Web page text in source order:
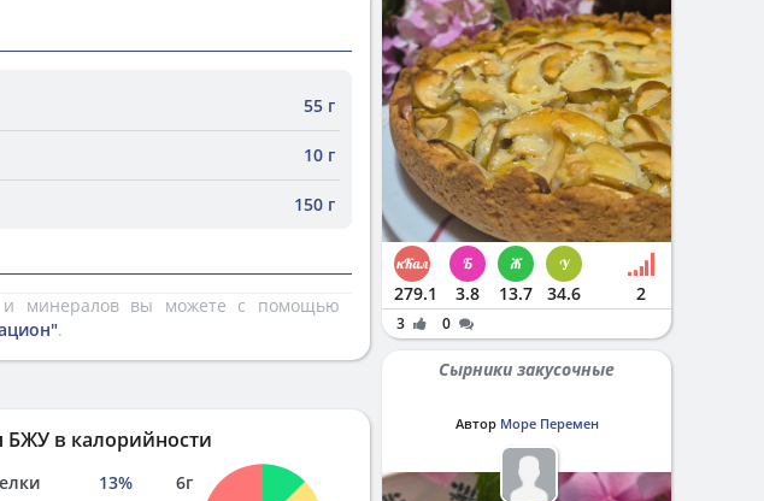
55 г
10 г
150 г
и минералов вы можете с помощью
.
БЖУ в калорийности
13% 6г
279.1 3.8 13.7 34.6 2
3 0
Сырники закусочные
Автор Море Перемен